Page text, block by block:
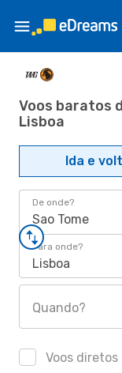
Voos baratos
Lisboa
Ida e
De onde?
Sao Tome
Para onde?
Lisboa
Quando?
Voos diretos